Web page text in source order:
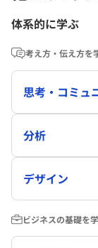
体系的に学ぶ
考え方・伝え方を
思考・コミュ
分析
デザイン
ビジネスの基礎を